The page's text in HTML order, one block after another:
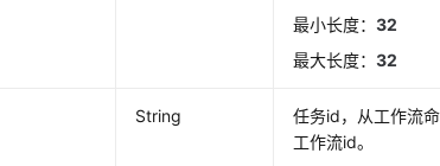
最小长度：32
最大长度：32
String
任务id，从工作流
工作流id。